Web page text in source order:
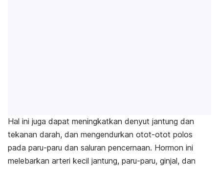
Hal ini juga dapat meningkatkan denyut jantung dan
tekanan darah, dan mengendurkan otot-otot polos
pada paru-paru dan saluran pencernaan. Hormon ini
melebarkan arteri kecil jantung, paru-paru, ginjal, dan